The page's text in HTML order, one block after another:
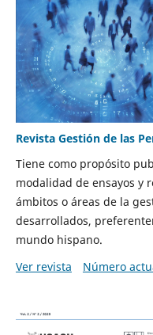
Revista Gestión de las
Tiene como propósito
modalidad de ensayos y
ámbitos o áreas de la
desarrollados,
mundo hispano.
Ver revista
Número